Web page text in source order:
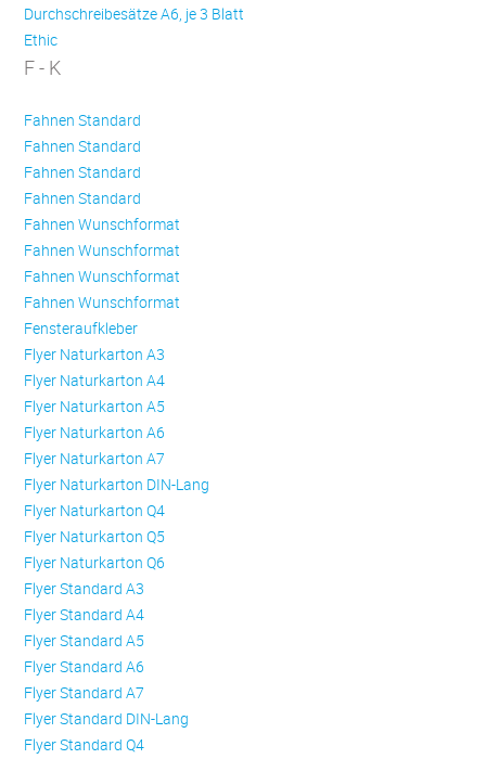
Durchschreibesätze A6, je 3 Blatt
Ethic
F - K
Fahnen Standard
Fahnen Standard
Fahnen Standard
Fahnen Standard
Fahnen Wunschformat
Fahnen Wunschformat
Fahnen Wunschformat
Fahnen Wunschformat
Fensteraufkleber
Flyer Naturkarton A3
Flyer Naturkarton A4
Flyer Naturkarton A5
Flyer Naturkarton A6
Flyer Naturkarton A7
Flyer Naturkarton DIN-Lang
Flyer Naturkarton Q4
Flyer Naturkarton Q5
Flyer Naturkarton Q6
Flyer Standard A3
Flyer Standard A4
Flyer Standard A5
Flyer Standard A6
Flyer Standard A7
Flyer Standard DIN-Lang
Flyer Standard Q4